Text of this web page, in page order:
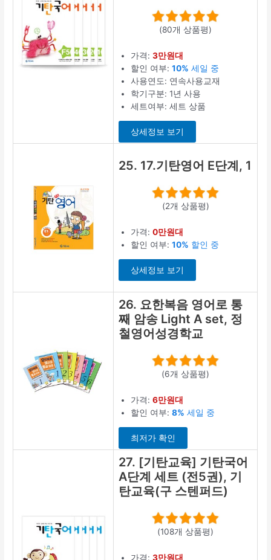
(80개 상품평)
가격:3만원대
할인 여부:10% 세일 중
사용연도: 연속사용교재
학기구분: 1년 사용
세트여부: 세트 상품
상세정보 보기
25. 17.기탄영어 E단계, 1
(2개 상품평)
가격:0만원대
할인 여부:10% 할인 중
상세정보 보기
26. 요한복음 영어로 통
째 암송 Light A set, 정
철영어성경학교
(6개 상품평)
가격:6만원대
할인 여부:8% 세일 중
최저가 확인
27. [기탄교육] 기탄국어
A단계 세트 (전5권), 기
탄교육(구 스텐퍼드)
(108개 상품평)
가격:3만원대